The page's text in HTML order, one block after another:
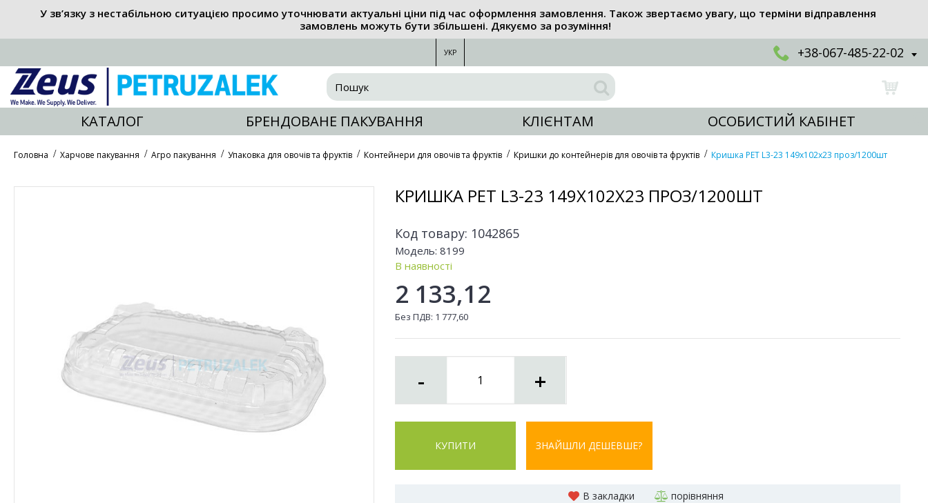
У зв’язку з нестабільною ситуацією просимо уточнювати актуальні ціни під час оформлення замовлення. Також звертаємо увагу, що терміни відправлення
замовлень можуть бути збільшені. Дякуємо за розуміння!
УКР +38-067-485-22-02
КАТАЛОГ БРЕНДОВАНЕ ПАКУВАННЯ КЛІЄНТАМ ОСОБИСТИЙ КАБІНЕТ
Головна Харчове пакування Агро пакування Упаковка для овочів та фруктів Контейнери для овочів та фруктів Кришки до контейнерів для овочів та фруктів Кришка PET L3-23 149x102x23 проз/1200шт
КРИШКА PET L3-23 149X102X23 ПРОЗ/1200ШТ
Код товару: 1042865
Модель: 8199
В наявності
2 133,12
Без ПДВ: 1 777,60
- +
КУПИТИ ЗНАЙШЛИ ДЕШЕВШЕ?
В закладки порівняння